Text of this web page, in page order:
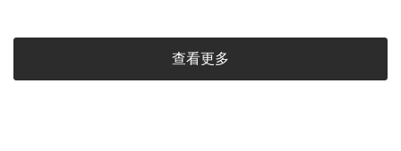
查看更多